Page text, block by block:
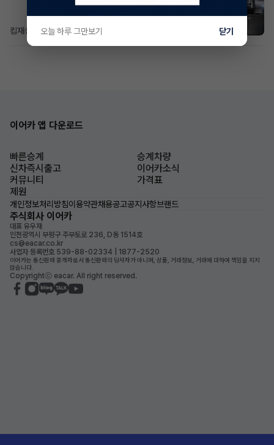
킴재섭 19시간 전조회 92댓글 3
이어카 앱 다운로드
빠른승계
승계차량
신차즉시출고
이어카소식
커뮤니티
가격표
제원
개인정보처리방침이용약관채용공고공지사항브랜드
주식회사 이어카
대표 유우재
인천광역시 부평구 주부토로 236, D동 1514호
cs@eacar.co.kr
사업자 등록번호 539-88-02334 | 1877-2520
이어카는 통신판매 중개자로서 통신판매의 당사자가 아니며, 상품, 거래정보, 거래에 대하여 책임을 지지
않습니다.
Copyrightⓒ eacar. All right reserved.
오늘 하루 그만보기 닫기